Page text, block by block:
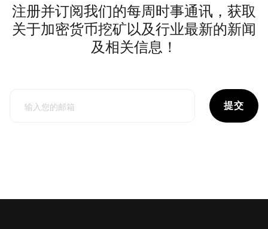
注册并订阅我们的每周时事通讯，获取
关于加密货币挖矿以及行业最新的新闻
及相关信息！
提交